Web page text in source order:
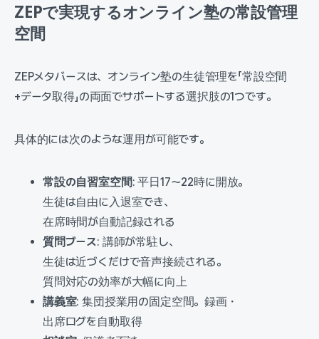
ZEPで実現するオンライン塾の常設管理
空間
ZEPメタバースは、オンライン塾の生徒管理を「常設空間
+データ取得」の両面でサポートする選択肢の1つです。
具体的には次のような運用が可能です。
常設の自習室空間: 平日17〜22時に開放。
生徒は自由に入退室でき、
在席時間が自動記録される
質問ブース: 講師が常駐し、
生徒は近づくだけで音声接続される。
質問対応の効率が大幅に向上
講義室: 集団授業用の固定空間。録画・
出席ログを自動取得